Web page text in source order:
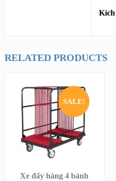
RELATED PRODUCTS
SALE!
Xe đẩy hàng 4 bánh
Thêm vào giỏ